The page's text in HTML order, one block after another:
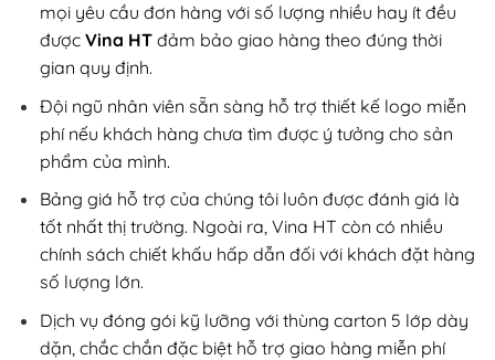
mọi yêu cầu đơn hàng với số lượng nhiều hay ít đều
được Vina HT đảm bảo giao hàng theo đúng thời
gian quy định.
Đội ngũ nhân viên sẵn sàng hỗ trợ thiết kế logo miễn
phí nếu khách hàng chưa tìm được ý tưởng cho sản
phẩm của mình.
Bảng giá hỗ trợ của chúng tôi luôn được đánh giá là
tốt nhất thị trường. Ngoài ra, Vina HT còn có nhiều
chính sách chiết khấu hấp dẫn đối với khách đặt hàng
số lượng lớn.
Dịch vụ đóng gói kỹ lưỡng với thùng carton 5 lớp dày
dặn, chắc chắn đặc biệt hỗ trợ giao hàng miễn phí